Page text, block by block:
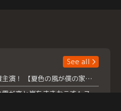
See all
浮所飛貴主演！ 【夏色の風が僕の家にやってきた】 本日よりテラサで独占配信スタート！
『夏色の雲が恋と嵐をまきおこす』スペシャルメイキング 【Part1】2026年７月18日（土）23時30分～配信スタート！話題のシーンの裏側を大公開！豪華キャスト大集合！ 『武宮家 真夏の家族会議』開催！